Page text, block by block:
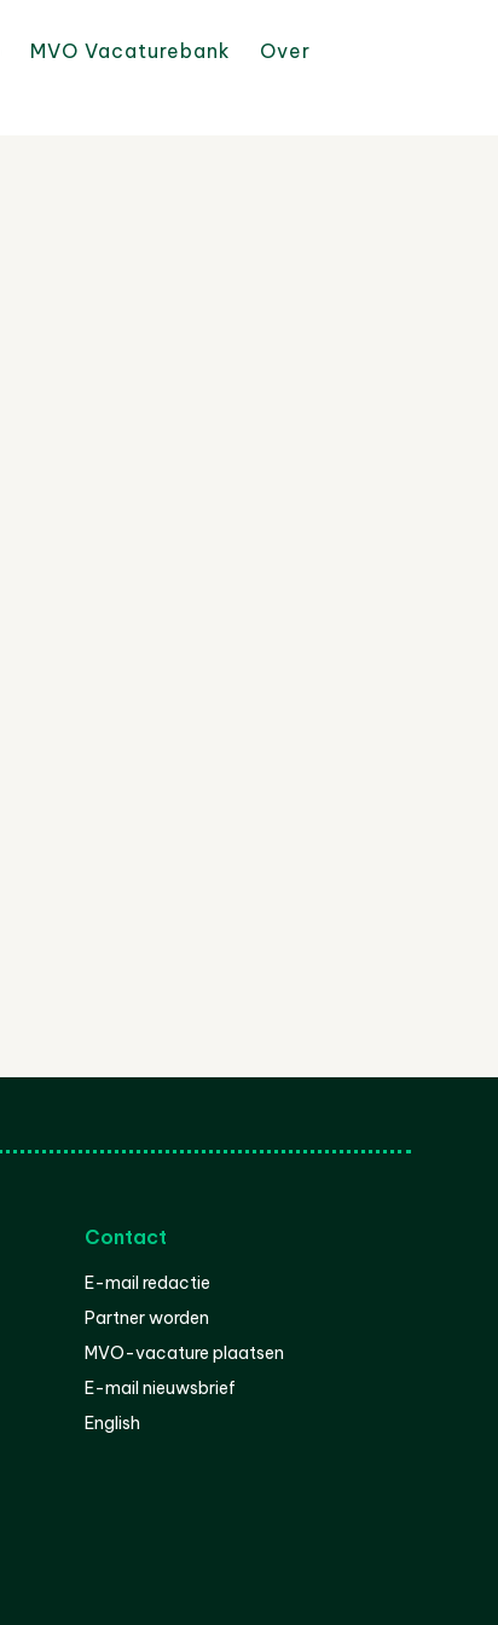
MVO Vacaturebank
Over
Contact
E-mail redactie
Partner worden
MVO-vacature plaatsen
E-mail nieuwsbrief
English